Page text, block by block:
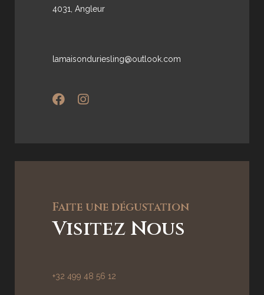
4031, Angleur
lamaisonduriesling@outlook.com
Faite une dégustation
Visitez Nous
+32 499 48 56 12